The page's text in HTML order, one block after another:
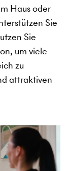
Haus oder
Sie
Sie
um viele
zu
attraktiven